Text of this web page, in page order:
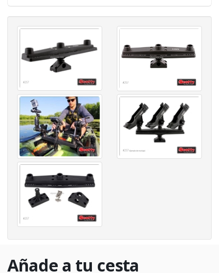
Añade a tu cesta